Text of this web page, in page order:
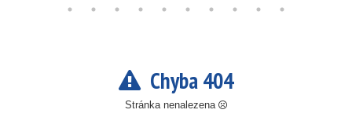
Chyba 404
Stránka nenalezena